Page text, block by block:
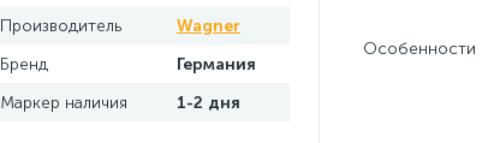
Производитель
Wagner
Бренд
Германия
Маркер наличия
1-2 дня
Особенности